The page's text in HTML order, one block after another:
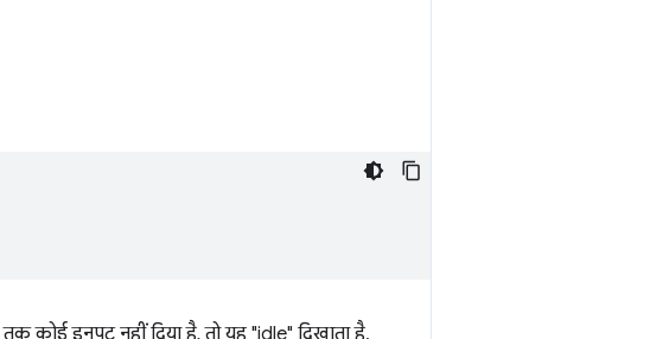
कोई इनपुट नहीं दिया है, तो यह "idle" दिखाता है.